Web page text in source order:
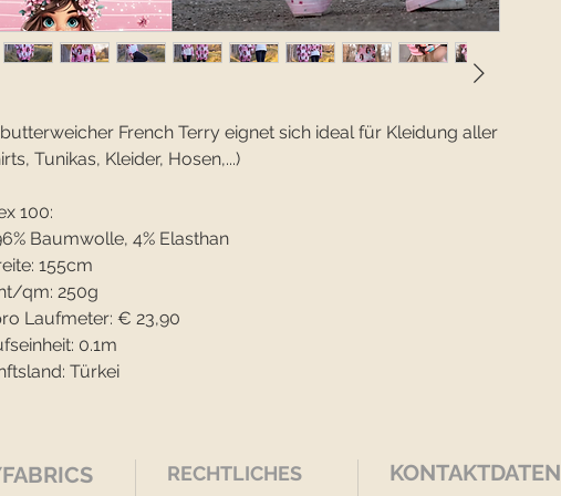
French Terry eignet sich ideal für Kleidung aller
Tunikas, Kleider, Hosen,...)
100:
Baumwolle, 4% Elasthan
155cm
qm: 250g
Laufmeter: € 23,90
0.1m
Türkei
RECHTLICHES KONTAKTDATEN